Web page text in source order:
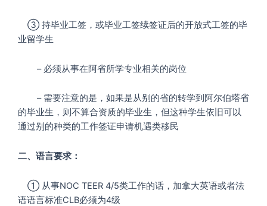
③ 持毕业工签，或毕业工签续签证后的开放式工签的毕
业留学生
– 必须从事在阿省所学专业相关的岗位
– 需要注意的是，如果是从别的省的转学到阿尔伯塔省
的毕业生，则不算合资质的毕业生，但这种学生依旧可以
通过别的种类的工作签证申请机遇类移民
二、语言要求：
① 从事NOC TEER 4/5类工作的话，加拿大英语或者法
语语言标准CLB必须为4级